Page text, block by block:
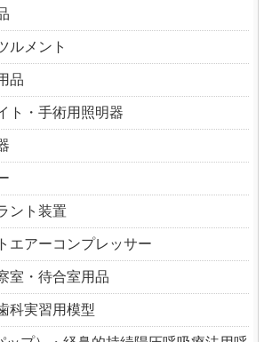
ルメント
品
ト・手術用照明器
ント装置
エアーコンプレッサー
室・待合室用品
科実習用模型